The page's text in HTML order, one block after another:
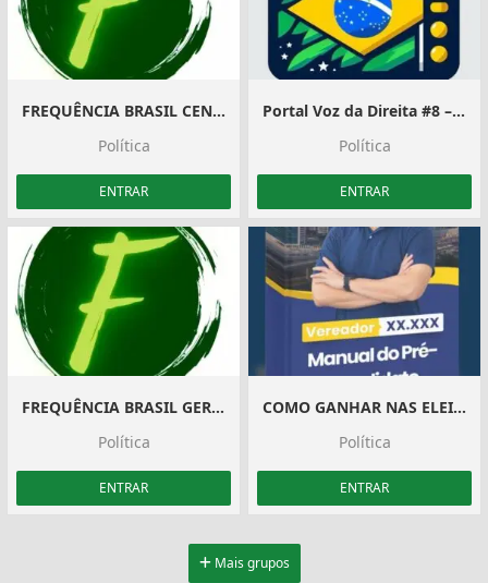
FREQUÊNCIA BRASIL CENTRO OESTE🟢
Política
ENTRAR
Portal Voz da Direita #8 – Notícias de Direita Semanalmente
Política
ENTRAR
FREQUÊNCIA BRASIL GERAL 🟢1🟡
Política
ENTRAR
COMO GANHAR NAS ELEIÇÕES 2024 ? DICAS
Política
ENTRAR
Mais grupos